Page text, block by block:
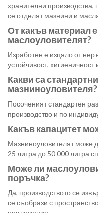
хранителни
се отделят мазнини и
От какъв материал
маслоуловителят?
Изработен е изцяло от
устойчивост,
Какви са
мазниноуловителя?
Посоченият стандартен
производство и по
Какъв капацитет
Мазниноуловителят може
25 литра до 50 000 литра
Може ли
поръчка?
Да, производството се
се съобрази с